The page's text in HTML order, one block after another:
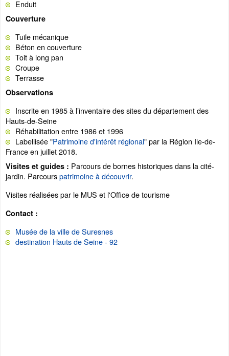
Enduit
Couverture
Tuile mécanique
Béton en couverture
Toit à long pan
Croupe
Terrasse
Observations
Inscrite en 1985 à l’inventaire des sites du département des
Hauts-de-Seine
Réhabilitation entre 1986 et 1996
Labellisée "Patrimoine d'intérêt régional" par la Région Ile-de-
France en juillet 2018.
Visites et guides : Parcours de bornes historiques dans la cité-
jardin. Parcourspatrimoine à découvrir.
Visites réalisées par le MUS et l'Office de tourisme
Contact :
Musée de la ville de Suresnes
destination Hauts de Seine - 92